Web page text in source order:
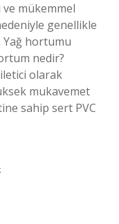
ve mükemmel
genellikle
Yağ hortumu
nedir?
olarak
mukavemet
sahip sert PVC